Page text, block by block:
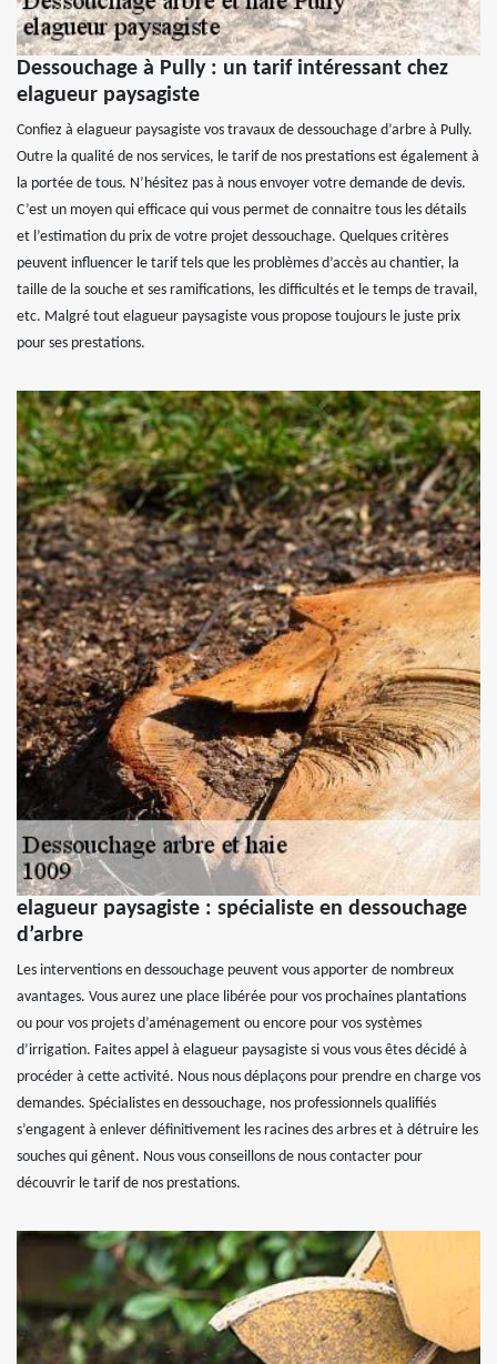
Dessouchage à Pully : un tarif intéressant chez
elagueur paysagiste
Confiez à elagueur paysagiste vos travaux de dessouchage d’arbre à Pully.
Outre la qualité de nos services, le tarif de nos prestations est également à
la portée de tous. N’hésitez pas à nous envoyer votre demande de devis.
C’est un moyen qui efficace qui vous permet de connaitre tous les détails
et l’estimation du prix de votre projet dessouchage. Quelques critères
peuvent influencer le tarif tels que les problèmes d’accès au chantier, la
taille de la souche et ses ramifications, les difficultés et le temps de travail,
etc. Malgré tout elagueur paysagiste vous propose toujours le juste prix
pour ses prestations.
elagueur paysagiste : spécialiste en dessouchage
d’arbre
Les interventions en dessouchage peuvent vous apporter de nombreux
avantages. Vous aurez une place libérée pour vos prochaines plantations
ou pour vos projets d’aménagement ou encore pour vos systèmes
d’irrigation. Faites appel à elagueur paysagiste si vous vous êtes décidé à
procéder à cette activité. Nous nous déplaçons pour prendre en charge vos
demandes. Spécialistes en dessouchage, nos professionnels qualifiés
s’engagent à enlever définitivement les racines des arbres et à détruire les
souches qui gênent. Nous vous conseillons de nous contacter pour
découvrir le tarif de nos prestations.